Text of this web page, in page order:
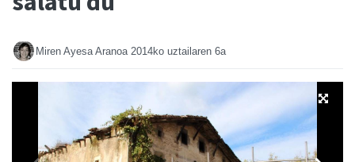
Miren Ayesa Aranoa 2014ko uztailaren 6a